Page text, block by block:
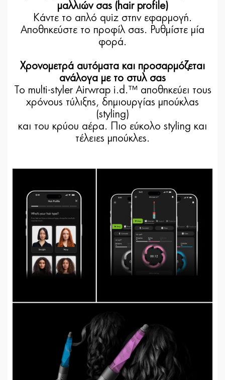
μαλλιών σας (hair profile)
Κάντε το απλό quiz στην εφαρμογή.
Αποθηκεύστε το προφίλ σας. Ρυθμίστε μία
φορά.
Χρονομετρά αυτόματα και προσαρμόζεται
ανάλογα με το στυλ σας
Το multi-styler Airwrap i.d.™ αποθηκεύει τους
χρόνους τύλιξης, δημιουργίας μπούκλας
(styling)
και του κρύου αέρα. Πιο εύκολο styling και
τέλειες μπούκλες.